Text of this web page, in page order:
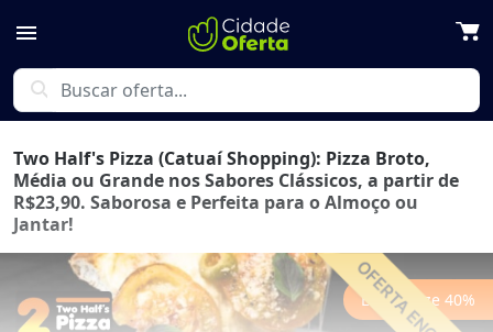
menu
search
Two Half's Pizza (Catuaí Shopping): Pizza Broto,
Média ou Grande nos Sabores Clássicos, a partir de
R$23,90. Saborosa e Perfeita para o Almoço ou
Jantar!
Economize 40%